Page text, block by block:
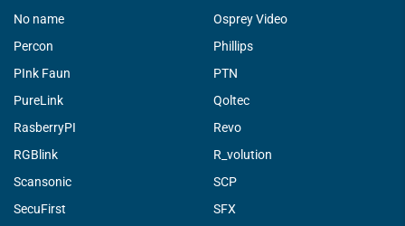
No name
Osprey Video
Percon
Phillips
PInk Faun
PTN
PureLink
Qoltec
RasberryPI
Revo
RGBlink
R_volution
Scansonic
SCP
SecuFirst
SFX